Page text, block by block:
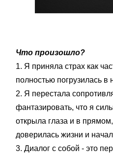
Что произошло?
1. Я приняла страх как
полностью погрузилась в
2. Я перестала
фантазировать, что я
открыла глаза и в
доверилась жизни и
3. Диалог с собой - это